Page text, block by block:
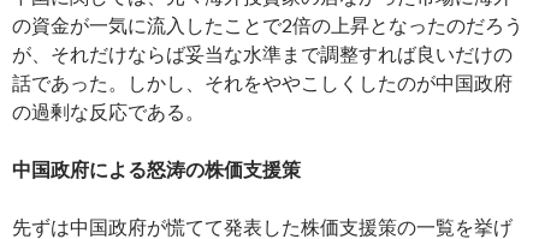
の資金が一気に流入したことで2倍の上昇となったのだろう
が、それだけならば妥当な水準まで調整すれば良いだけの
話であった。しかし、それをややこしくしたのが中国政府
の過剰な反応である。
中国政府による怒涛の株価支援策
先ずは中国政府が慌てて発表した株価支援策の一覧を挙げ